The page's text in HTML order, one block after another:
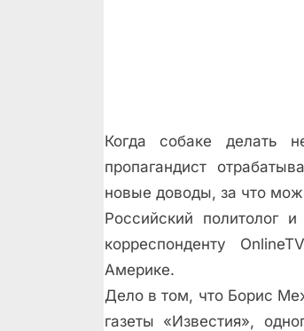
Когда собаке делать
пропагандист
новые доводы, за что
Российский
корреспонденту
Америке.
Дело в том, что Борис
газеты «Известия»,